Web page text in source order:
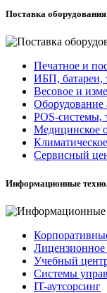
Поставка оборудования
Печатное и
ИБП, батареи,
Весовое и
POS-системы,
Медицинское
Сервисный
Информационные
Лицензионное
Учебный
Системы
IT-аутсорсинг